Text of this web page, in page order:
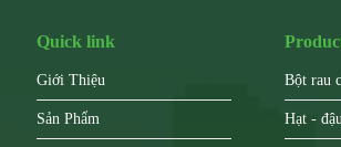
Quick link
Giới Thiệu
Sản Phẩm
Bột rau
Hạt - đậu